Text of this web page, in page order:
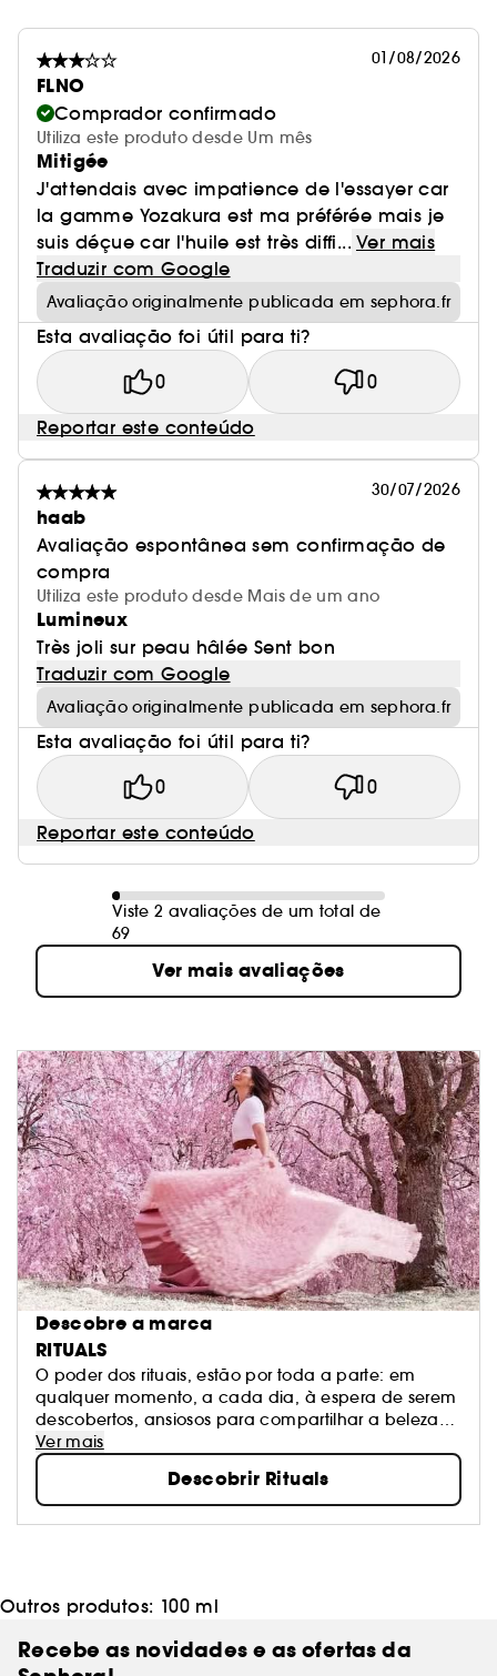
01/08/2026
FLNO
Comprador confirmado
Utiliza este produto desde Um mês
Mitigée
J'attendais avec impatience de l'essayer car
la gamme Yozakura est ma préférée mais je
suis déçue car l'huile est très diffi... Ver mais
Traduzir com Google
Avaliação originalmente publicada em sephora.fr
Esta avaliação foi útil para ti?
0 0
Reportar este conteúdo
30/07/2026
haab
Avaliação espontânea sem confirmação de
compra
Utiliza este produto desde Mais de um ano
Lumineux
Très joli sur peau hâlée Sent bon
Traduzir com Google
Avaliação originalmente publicada em sephora.fr
Esta avaliação foi útil para ti?
0 0
Reportar este conteúdo
Viste 2 avaliações de um total de
69
Ver mais avaliações
Descobre a marca
RITUALS
O poder dos rituais, estão por toda a parte: em
qualquer momento, a cada dia, à espera de serem
descobertos, ansiosos para compartilhar a beleza
que possuem. São os momentos aparentemente
sem significado que todos tendemos a ignorar. A
Rituals mostra-lhe estes momentos e lembra-o de os
viver com alegria. Conhece todas as coleções,
assim como os exclusivos Sephora.
Ver mais
Descobrir Rituals
Outros produtos: 100 ml
Recebe as novidades e as ofertas da